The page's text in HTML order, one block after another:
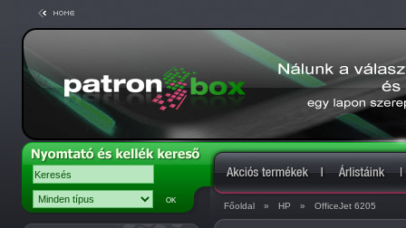
Főoldal » HP » OfficeJet 6205